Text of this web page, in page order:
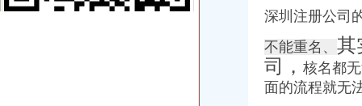
【南山西丽办公室招租】-南山西丽办公室招租价格|批发-南山西丽办公
【免费90天入驻南山小型办公司出租提供注册地址费用全包】价格_
南山办公室装修公司教您怎样选择合适的办公桌椅/深圳办公室装修公司
【4图】【南山】办公室980元免费注册、可办理一般纳税人-南山科技
深圳注册公司
不能重名、 其
司， 核名都
面的流程就无